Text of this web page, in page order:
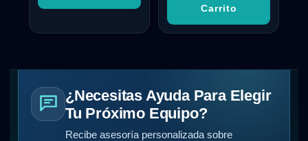
Carrito
¿Necesitas Ayuda Para Elegir
Tu Próximo Equipo?
Recibe asesoría personalizada sobre